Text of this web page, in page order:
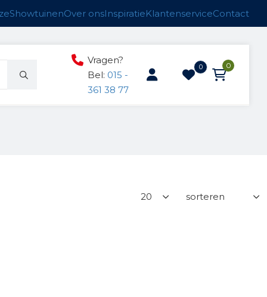
ShowtuinenOver onsInspiratieKlantenserviceContact
Vragen?
Bel: 015 -
361 38 77
0 0